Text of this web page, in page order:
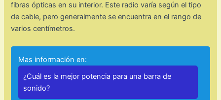
fibras ópticas en su interior. Este radio varía según el tipo
de cable, pero generalmente se encuentra en el rango de
varios centímetros.
Mas información en:
¿Cuál es la mejor potencia para una barra de
sonido?